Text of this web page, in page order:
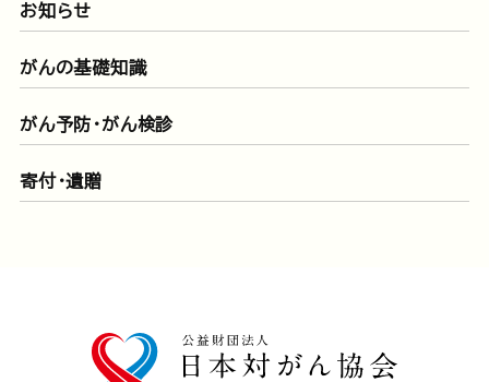
お知らせ
がんの基礎知識
がん予防・がん検診
寄付・遺贈